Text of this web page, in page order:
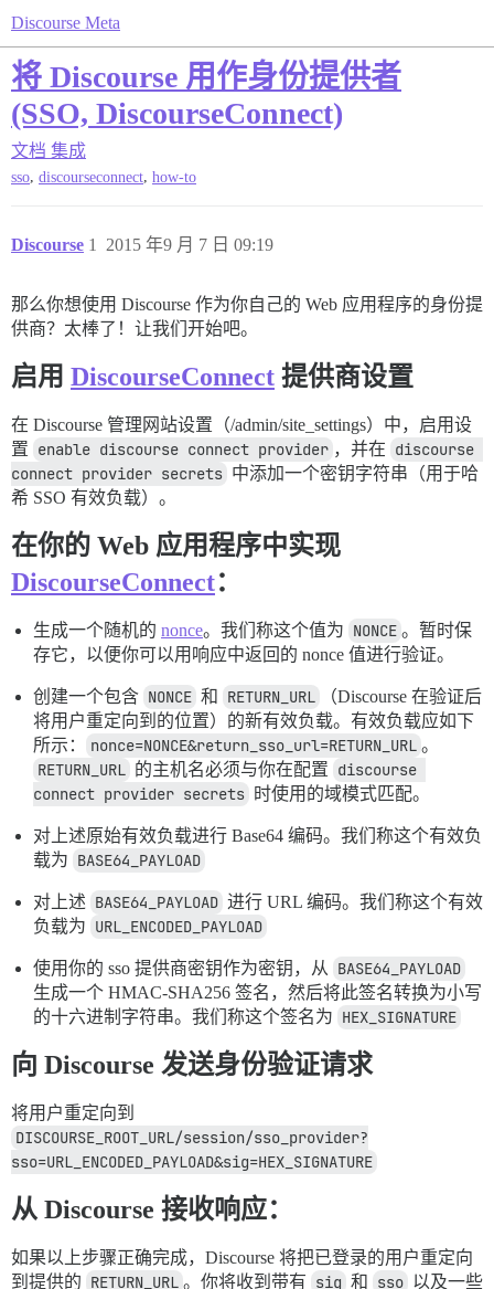
Discourse Meta
将 Discourse 用作身份提供者
(SSO, DiscourseConnect)
文档 集成
sso, discourseconnect, how-to
Discourse 2015 年9 月 7 日 09:19
1
那么你想使用 Discourse 作为你自己的 Web 应用程序的身份提
供商？太棒了！让我们开始吧。
启用 DiscourseConnect 提供商设置
在 Discourse 管理网站设置（/admin/site_settings）中，启用设
置 enable discourse connect provider ，并在 discourse
connect provider secrets 中添加一个密钥字符串（用于哈
希 SSO 有效负载）。
在你的 Web 应用程序中实现
DiscourseConnect：
生成一个随机的 nonce。我们称这个值为 NONCE 。暂时保
存它，以便你可以用响应中返回的 nonce 值进行验证。
创建一个包含 NONCE 和 RETURN_URL
（Discourse 在验证后
将用户重定向到的位置）的新有效负载。有效负载应如下
所示：
nonce=NONCE&return_sso_url=RETURN_URL 。
RETURN_URL 的主机名必须与你在配置 discourse
connect provider secrets 时使用的域模式匹配。
对上述原始有效负载进行 Base64 编码。我们称这个有效负
载为 BASE64_PAYLOAD
对上述 BASE64_PAYLOAD 进行 URL 编码。我们称这个有效
负载为 URL_ENCODED_PAYLOAD
使用你的 sso 提供商密钥作为密钥，从 BASE64_PAYLOAD
生成一个 HMAC-SHA256 签名，然后将此签名转换为小写
的十六进制字符串。我们称这个签名为 HEX_SIGNATURE
向 Discourse 发送身份验证请求
将用户重定向到
DISCOURSE_ROOT_URL/session/sso_provider?
sso=URL_ENCODED_PAYLOAD&sig=HEX_SIGNATURE
从 Discourse 接收响应：
如果以上步骤正确完成，Discourse 将把已登录的用户重定向
到提供的 RETURN_URL 。你将收到带有 sig 和 sso 以及一些